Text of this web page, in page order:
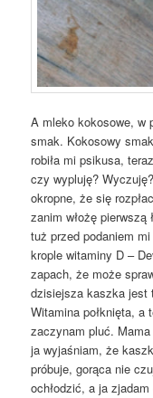
A mleko kokosowe, w
smak. Kokosowy
robiła mi psikusa,
czy wypluję?
okropne, że się
zanim włożę
tuż przed podaniem
krople witaminy D –
zapach, że może
dzisiejsza kaszka jest
Witamina połknięta,
zaczynam pluć.
ja wyjaśniam, że
próbuje, gorąca nie
ochłodzić, a ja